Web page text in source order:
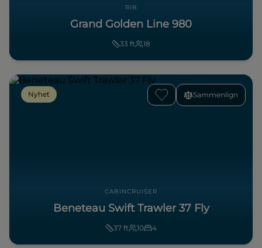
RIB
Grand Golden Line 980
33 ft 18
Sammenlign
Nyhet
CABINCRUISER
Beneteau Swift Trawler 37 Fly
37 ft 10 4